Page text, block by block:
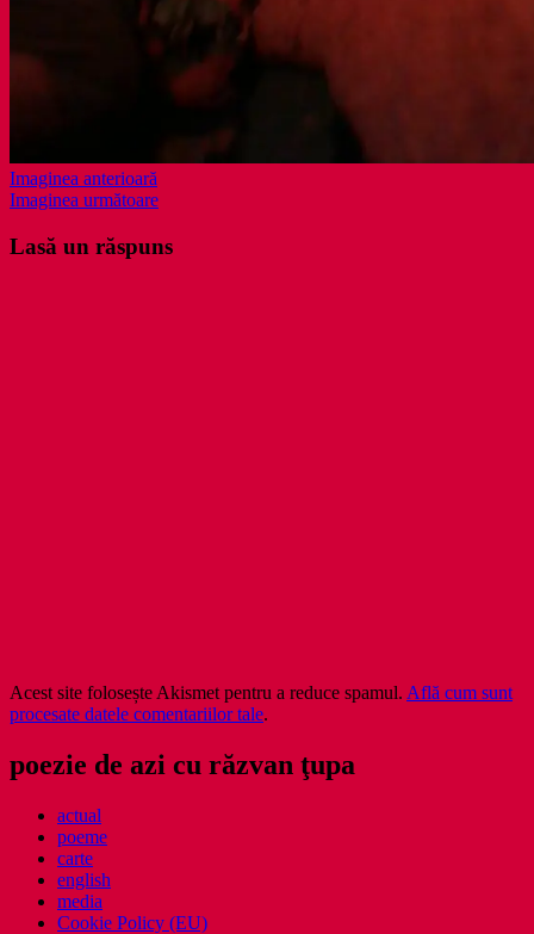
Imaginea anterioară
Imaginea următoare
Lasă un răspuns
Acest site folosește Akismet pentru a reduce spamul. Află cum sunt
procesate datele comentariilor tale.
poezie de azi cu răzvan ţupa
actual
poeme
carte
english
media
Cookie Policy (EU)